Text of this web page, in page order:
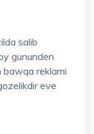
salib
gununden
bawqa reklami
eve